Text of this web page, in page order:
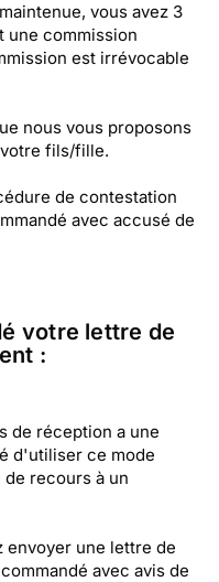
vous avez 3
une commission
est irrévocable
nous vous proposons
fils/fille.
de contestation
avec accusé de
votre lettre de
:
de réception a une
d'utiliser ce mode
recours à un
envoyer une lettre de
avec avis de